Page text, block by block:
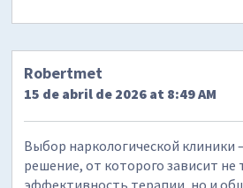
Robertmet
15 de abril de 2026 at 8:49 AM
Выбор наркологической клиники
решение, от которого зависит не
эффективность терапии, но и